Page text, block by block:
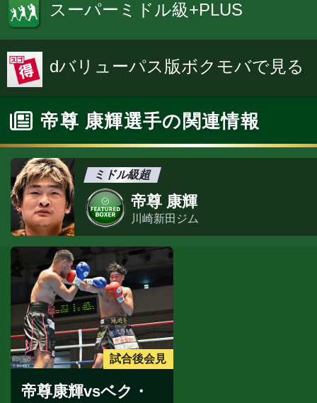
スーパーミドル級+PLUS
dバリューパス版ボクモバで見る
帝尊 康輝選手の関連情報
ミドル級超
帝尊 康輝
川崎新田ジム
試合後会見
帝尊康輝vsベク・